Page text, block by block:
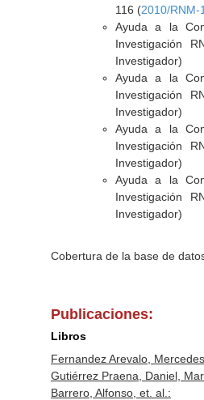
116 (2010/RNM-
Ayuda a la
Investigación
Investigador)
Ayuda a la
Investigación
Investigador)
Ayuda a la
Investigación
Investigador)
Ayuda a la
Investigación
Investigador)
Cobertura de la base de
Publicaciones:
Libros
Fernandez Arevalo,
Gutiérrez Praena, Daniel,
Barrero, Alfonso, et. al.: